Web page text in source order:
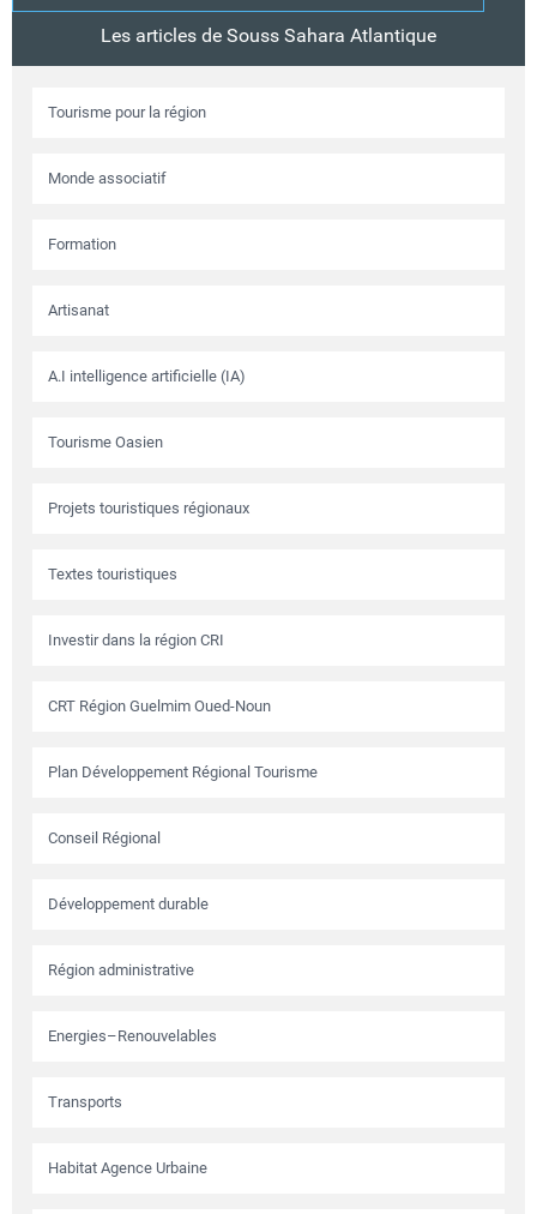
Les articles de Souss Sahara Atlantique
Tourisme pour la région
Monde associatif
Formation
Artisanat
A.I intelligence artificielle (IA)
Tourisme Oasien
Projets touristiques régionaux
Textes touristiques
Investir dans la région CRI
CRT Région Guelmim Oued-Noun
Plan Développement Régional Tourisme
Conseil Régional
Développement durable
Région administrative
Energies–Renouvelables
Transports
Habitat Agence Urbaine